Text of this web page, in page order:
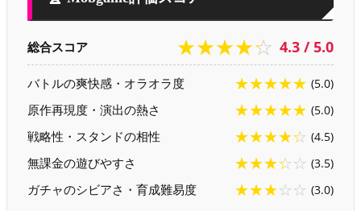
総合スコア ★★★★☆ 4.3 / 5.0
バトルの爽快感・オラオラ度 ★★★★★ (5.0)
原作再現度・演出の熱さ ★★★★★ (5.0)
戦略性・スタンドの相性 ★★★★☆ (4.5)
無課金の遊びやすさ ★★★☆☆ (3.5)
ガチャのシビアさ・育成難易度 ★★★☆☆ (3.0)